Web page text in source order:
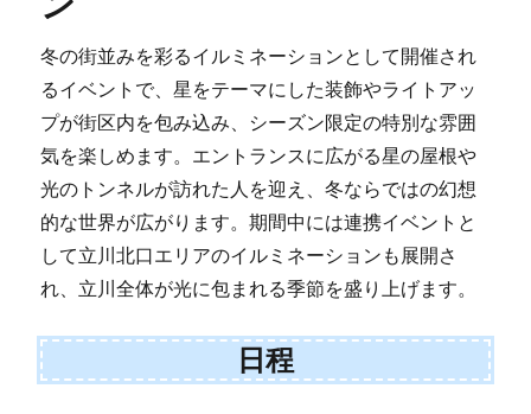
冬の街並みを彩るイルミネーションとして開催され
るイベントで、星をテーマにした装飾やライトアッ
プが街区内を包み込み、シーズン限定の特別な雰囲
気を楽しめます。エントランスに広がる星の屋根や
光のトンネルが訪れた人を迎え、冬ならではの幻想
的な世界が広がります。期間中には連携イベントと
して立川北口エリアのイルミネーションも展開さ
れ、立川全体が光に包まれる季節を盛り上げます。
日程